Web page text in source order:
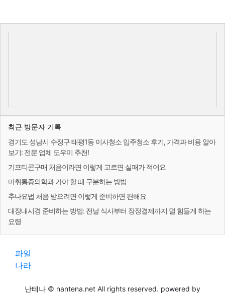
최근 방문자 기록
경기도 성남시 수정구 태평1동 이사청소 입주청소 후기, 가격과 비용 알아
보기: 전문 업체 도우미 추천!
기프티콘구매 처음이라면 이렇게 고르면 실패가 적어요
마취통증의학과 가야 할 때 구분하는 방법
추나요법 처음 받으려면 이렇게 준비하면 편해요
대장내시경 준비하는 방법: 전날 식사부터 장정결제까지 덜 힘들게 하는
요령
파일
나라
난테나 © nantena.net All rights reserved. powered by